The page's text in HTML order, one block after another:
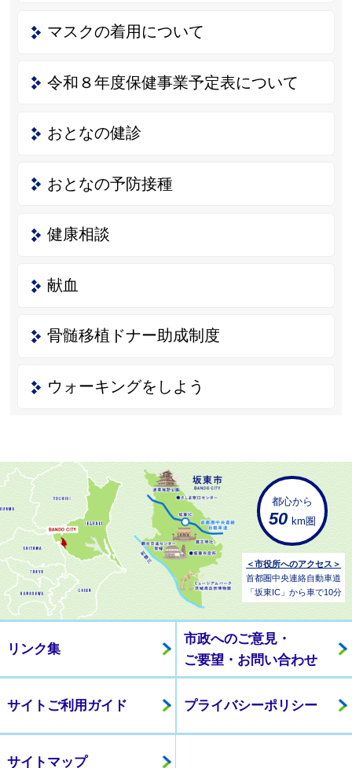
マスクの着用について
令和８年度保健事業予定表について
おとなの健診
おとなの予防接種
健康相談
献血
骨髄移植ドナー助成制度
ウォーキングをしよう
都心から
50 km圏
＜市役所へのアクセス＞
首都圏中央連絡自動車道
「坂東IC」から車で10分
リンク集
市政へのご意見・
ご要望・お問い合わせ
サイトご利用ガイド プライバシーポリシー
サイトマップ